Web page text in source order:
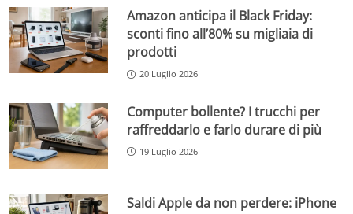
Amazon anticipa il Black Friday:
sconti fino all’80% su migliaia di
prodotti
20 Luglio 2026
Computer bollente? I trucchi per
raffreddarlo e farlo durare di più
19 Luglio 2026
Saldi Apple da non perdere: iPhone